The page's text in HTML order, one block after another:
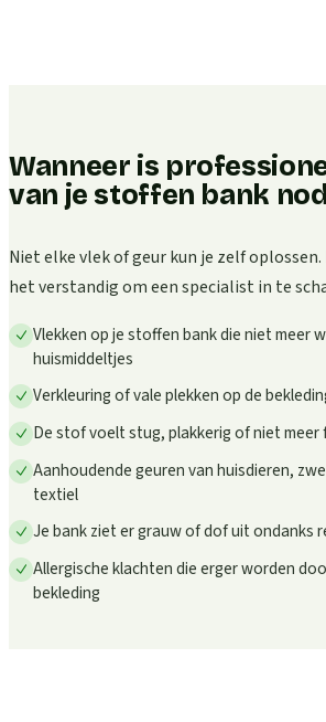
Wanneer is
van je stoffen bank
Niet elke vlek of geur kun je zelf
het verstandig om een specialist in te
Vlekken op je stoffen bank die niet meer
huismiddeltjes
Verkleuring of vale plekken op de
De stof voelt stug, plakkerig of niet meer
Aanhoudende geuren van huisdieren,
textiel
Je bank ziet er grauw of dof uit ondanks
Allergische klachten die erger worden
bekleding